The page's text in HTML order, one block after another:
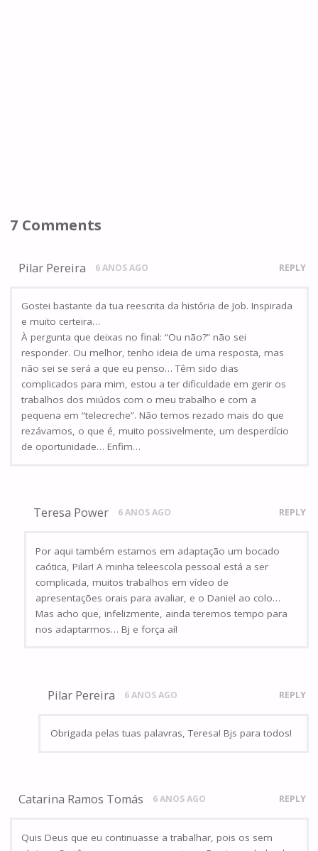
7 Comments
Pilar Pereira 6 ANOS AGO REPLY
Gostei bastante da tua reescrita da história de Job. Inspirada
e muito certeira…
À pergunta que deixas no final: “Ou não?” não sei
responder. Ou melhor, tenho ideia de uma resposta, mas
não sei se será a que eu penso… Têm sido dias
complicados para mim, estou a ter dificuldade em gerir os
trabalhos dos miúdos com o meu trabalho e com a
pequena em “telecreche”. Não temos rezado mais do que
rezávamos, o que é, muito possivelmente, um desperdício
de oportunidade… Enfim…
Teresa Power 6 ANOS AGO REPLY
Por aqui também estamos em adaptação um bocado
caótica, Pilar! A minha teleescola pessoal está a ser
complicada, muitos trabalhos em vídeo de
apresentações orais para avaliar, e o Daniel ao colo…
Mas acho que, infelizmente, ainda teremos tempo para
nos adaptarmos… Bj e força aí!
Pilar Pereira 6 ANOS AGO REPLY
Obrigada pelas tuas palavras, Teresa! Bjs para todos!
Catarina Ramos Tomás 6 ANOS AGO REPLY
Quis Deus que eu continuasse a trabalhar, pois os sem